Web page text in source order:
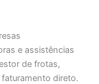
e assistências
de frotas,
direto.